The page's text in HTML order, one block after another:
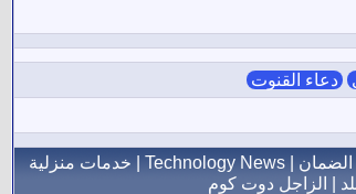
دعاء القنوت
الضمان Technology News
خدمات منزلية
الزاجل دوت كوم